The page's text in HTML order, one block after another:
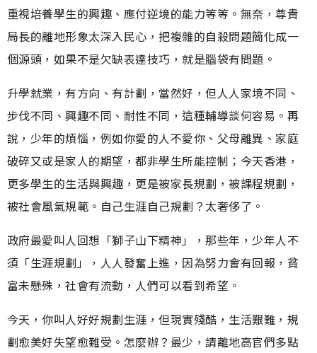
重視培養學生的興趣、應付逆境的能力等等。無奈，尊貴
局長的離地形象太深入民心，把複雜的自殺問題簡化成一
個源頭，如果不是欠缺表達技巧，就是腦袋有問題。
升學就業，有方向、有計劃，當然好，但人人家境不同、
步伐不同、興趣不同、耐性不同，這種輔導談何容易。再
說，少年的煩惱，例如你愛的人不愛你、父母離異、家庭
破碎又或是家人的期望，都非學生所能控制；今天香港，
更多學生的生活與興趣，更是被家長規劃，被課程規劃，
被社會風氣規範。自己生涯自己規劃？太奢侈了。
政府最愛叫人回想「獅子山下精神」，那些年，少年人不
須「生涯規劃」，人人發奮上進，因為努力會有回報，貧
富未懸殊，社會有流動，人們可以看到希望。
今天，你叫人好好規劃生涯，但現實殘酷，生活艱難，規
劃愈美好失望愈難受。怎麼辦？最少，請離地高官們多點